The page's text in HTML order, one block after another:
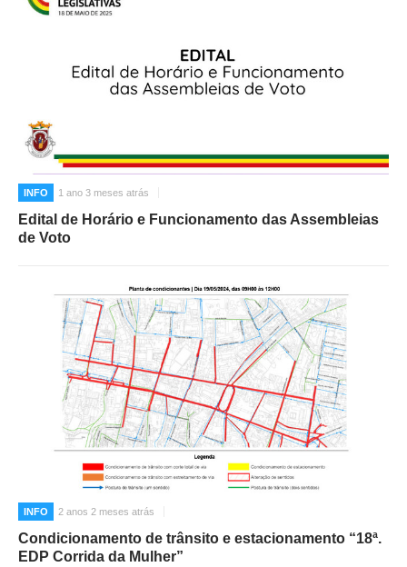
INFO 1 ano 3 meses atrás
Edital de Horário e Funcionamento das Assembleias
de Voto
INFO 2 anos 2 meses atrás
Condicionamento de trânsito e estacionamento “18ª.
EDP Corrida da Mulher”